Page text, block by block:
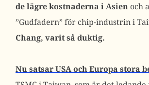
de lägre kostnaderna i Asien och
”Gudfadern” för chip-industrin i
Chang, varit så duktig.
Nu satsar USA och Europa stora